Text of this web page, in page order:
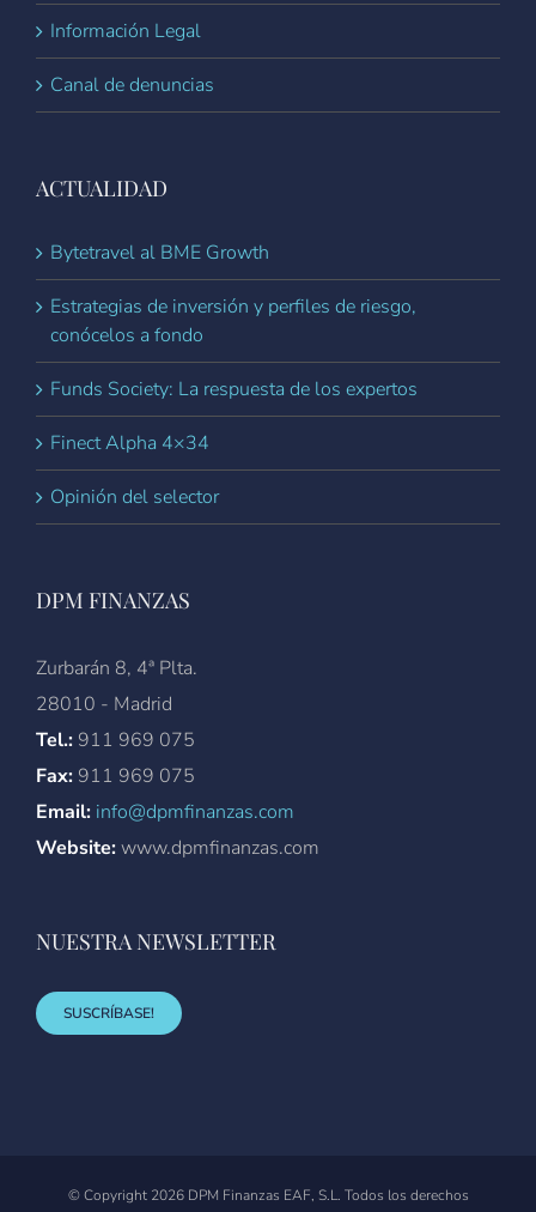
Información Legal
Canal de denuncias
ACTUALIDAD
Bytetravel al BME Growth
Estrategias de inversión y perfiles de riesgo,
conócelos a fondo
Funds Society: La respuesta de los expertos
Finect Alpha 4×34
Opinión del selector
DPM FINANZAS
Zurbarán 8, 4ª Plta.
28010 - Madrid
Tel.: 911 969 075
Fax: 911 969 075
Email: info@dpmfinanzas.com
Website:www.dpmfinanzas.com
NUESTRA NEWSLETTER
SUSCRÍBASE!
© Copyright 2026 DPM Finanzas EAF, S.L. Todos los derechos